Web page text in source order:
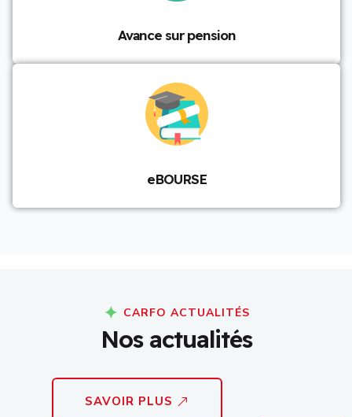
Avance sur pension
eBOURSE
CARFO ACTUALITÉS
Nos actualités
SAVOIR PLUS